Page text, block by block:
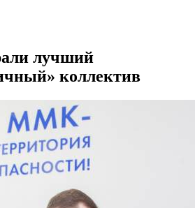
лучший
коллектив